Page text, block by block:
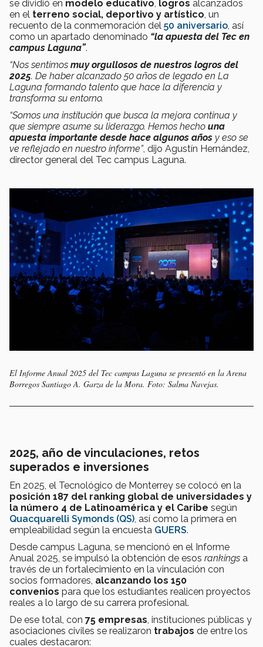
se dividió en modelo educativo logros alcanzados
en el terreno social, deportivo y artístico , un
recuento de la conmemoración del 50 aniversario , así
como un apartado denominado “la apuesta del Tec en
campus Laguna”.
“Nos sentimos muy orgullosos de nuestros logros del
2025. De haber alcanzado 50 años de legado en La
Laguna formando talento que hace la diferencia y
transforma su entorno.
“Somos una institución que busca la mejora continua y
que siempre asume su liderazgo. Hemos hecho una
apuesta importante desde hace algunos años y eso se
ve reflejado en nuestro informe”, dijo Agustín Hernández,
director general del Tec campus Laguna.
El Informe Anual 2025 del Tec campus Laguna se presentó en la Arena
Borregos Santiago A. Garza de la Mora. Foto: Salma Navejas.
2025, año de vinculaciones, retos
superados e inversiones
En 2025, el Tecnológico de Monterrey se colocó en la
posición 187 del ranking global de universidades y
la número 4 de Latinoamérica y el Caribe según
Quacquarelli Symonds (QS), así como la primera en
empleabilidad según la encuesta GUERS.
Desde campus Laguna, se mencionó en el Informe
Anual 2025, se impulsó la obtención de esos rankings a
través de un fortalecimiento en la vinculación con
socios formadores, alcanzando los 150
convenios para que los estudiantes realicen proyectos
reales a lo largo de su carrera profesional.
De ese total, con 75 empresas, instituciones públicas y
asociaciones civiles se realizaron trabajos de entre los
cuales destacaron: